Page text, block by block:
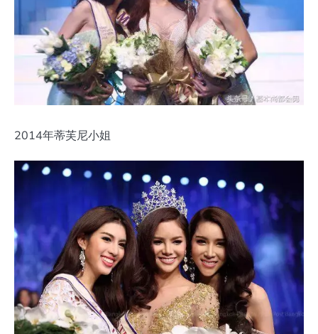
2014年蒂芙尼小姐